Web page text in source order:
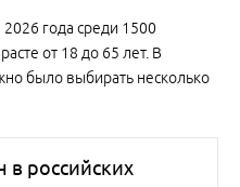
года среди 1500
от 18 до 65 лет. В
было выбирать несколько
в российских